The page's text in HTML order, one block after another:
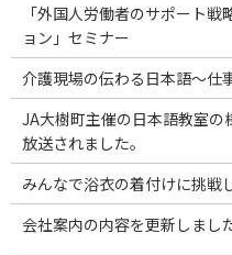
「外国人労働者のサポート
ョン」セミナー
介護現場の伝わる日本語～仕
JA大樹町主催の日本語教室
放送されました。
みんなで浴衣の着付けに挑戦
会社案内の内容を更新しまし